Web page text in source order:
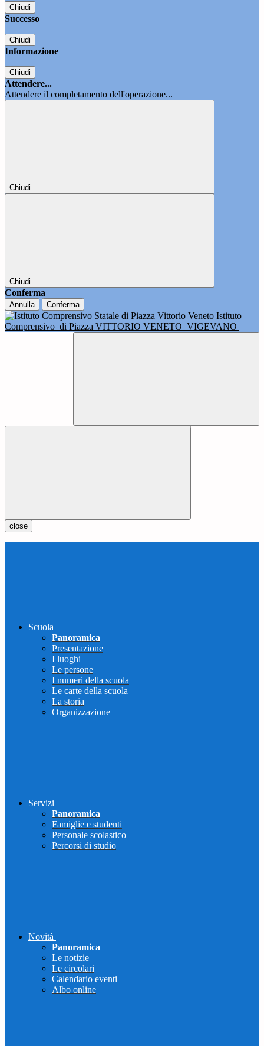
Chiudi
Successo
Chiudi
Informazione
Chiudi
Attendere...
Attendere il completamento dell'operazione...
Chiudi
Chiudi
Conferma
Annulla Conferma
Istituto
Comprensivo di Piazza VITTORIO VENETO VIGEVANO
close
Scuola
Panoramica
Presentazione
I luoghi
Le persone
I numeri della scuola
Le carte della scuola
La storia
Organizzazione
Servizi
Panoramica
Famiglie e studenti
Personale scolastico
Percorsi di studio
Novità
Panoramica
Le notizie
Le circolari
Calendario eventi
Albo online